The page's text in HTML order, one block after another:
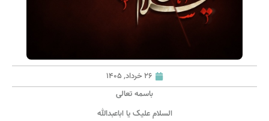
26 خرداد, 1405
باسمه تعالی
السلام علیک یا اباعبدالله